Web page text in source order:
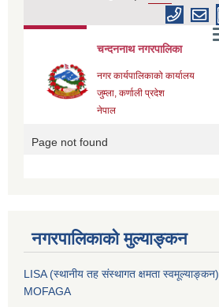
नगरपालिकाको मुल्याङ्कन
LISA (स्थानीय तह संस्थागत क्षमता स्वमूल्याङ्कन)
MOFAGA